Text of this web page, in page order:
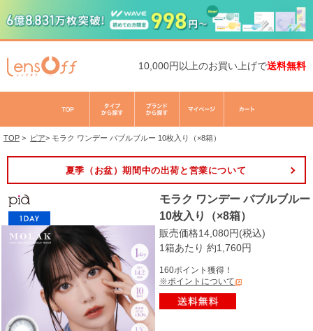
10,000円以上のお買い上げで送料無料
TOP > ピア> モラク ワンデー バブルブルー 10枚入り（×8箱）
夏季（お盆）期間中の出荷と営業について
モラク ワンデー バブルブルー
10枚入り（×8箱）
販売価格14,080円(税込)
1箱あたり 約1,760円
160ポイント獲得！
※ポイントについて